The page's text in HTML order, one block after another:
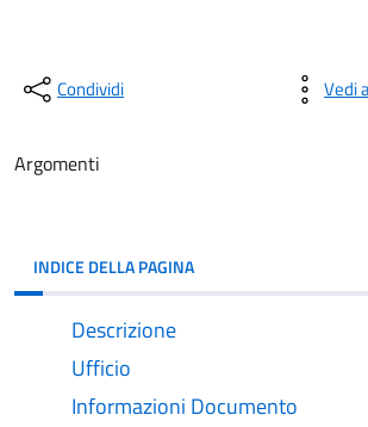
Condividi Vedi
Argomenti
INDICE DELLA PAGINA
Descrizione
Ufficio
Informazioni Documento